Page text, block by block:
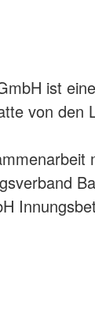
ist
von den